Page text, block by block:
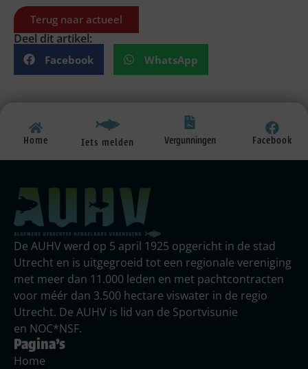
Terug naar actueel
Deel dit artikel:
Facebook WhatsApp
Home Iets melden Vergunningen Facebook
De AUHV werd op 5 april 1925 opgericht in de stad
Utrecht en is uitgegroeid tot een regionale vereniging
met meer dan 11.000 leden en met pachtcontracten
voor méér dan 3.500 hectare viswater in de regio
Utrecht. De AUHV is lid van de Sportvisunie
en NOC*NSF.
Pagina's
Home